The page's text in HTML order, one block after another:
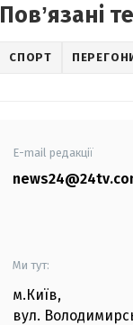
Повʼязані
СПОРТ
E-mail редакції
Ми тут:
м.Київ,
вул.